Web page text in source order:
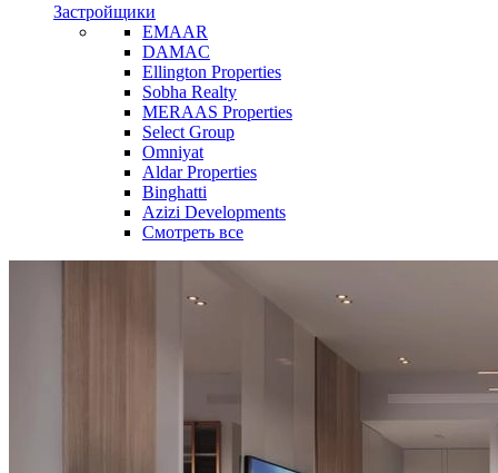
Застройщики
EMAAR
DAMAC
Ellington Properties
Sobha Realty
MERAAS Properties
Select Group
Omniyat
Aldar Properties
Binghatti
Azizi Developments
Смотреть все